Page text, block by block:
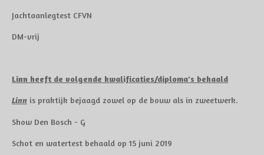
Jachtaanlegtest CFVN
DM-vrij
Linn heeft de volgende kwalificaties/diploma's behaald
Linn is praktijk bejaagd zowel op de bouw als in zweetwerk.
Show Den Bosch - G
Schot en watertest behaald op 15 juni 2019